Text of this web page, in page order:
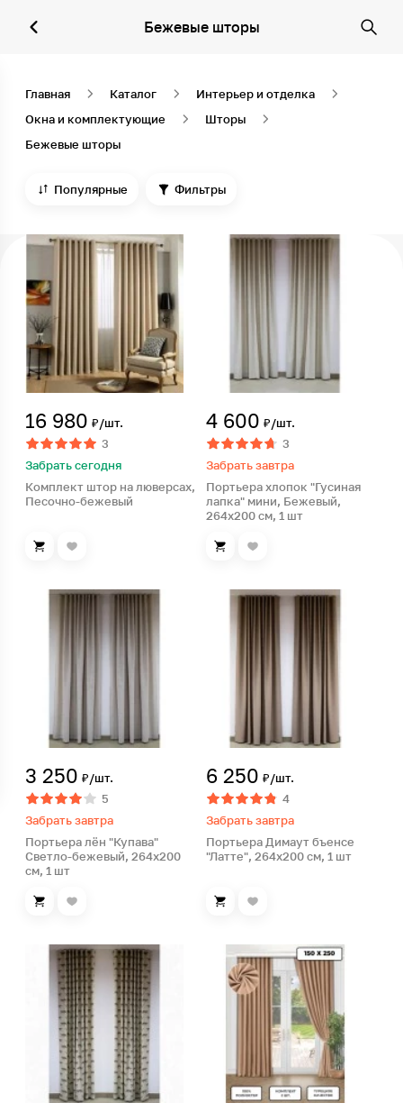
Бежевые шторы
Главная Каталог
Интерьер и отделка
Окна и комплектующие
Шторы
Бежевые шторы
Популярные Фильтры
16 980 ₽/шт.
3
Забрать сегодня
Комплект штор на люверсах,
Песочно-бежевый
4 600 ₽/шт.
3
Забрать завтра
Портьера хлопок "Гусиная
лапка" мини, Бежевый,
264х200 см, 1 шт
3 250 ₽/шт.
5
Забрать завтра
Портьера лён "Купава"
Светло-бежевый, 264х200
см, 1 шт
6 250 ₽/шт.
4
Забрать завтра
Портьера Димаут бъенсе
"Латте", 264х200 см, 1 шт